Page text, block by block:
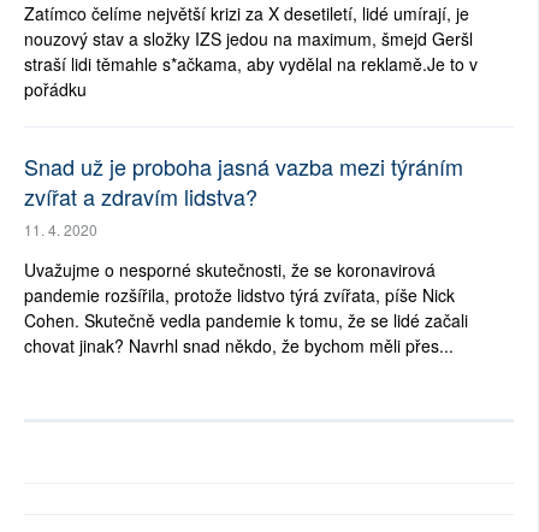
Zatímco čelíme největší krizi za X desetiletí, lidé umírají, je
nouzový stav a složky IZS jedou na maximum, šmejd Geršl
straší lidi těmahle s*ačkama, aby vydělal na reklamě.Je to v
pořádku
Snad už je proboha jasná vazba mezi týráním
zvířat a zdravím lidstva?
11. 4. 2020
Uvažujme o nesporné skutečnosti, že se koronavirová
pandemie rozšířila, protože lidstvo týrá zvířata, píše Nick
Cohen. Skutečně vedla pandemie k tomu, že se lidé začali
chovat jinak? Navrhl snad někdo, že bychom měli přes...